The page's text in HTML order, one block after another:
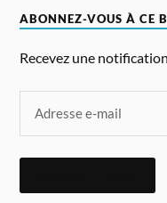
ABONNEZ-VOUS À CE
Recevez une